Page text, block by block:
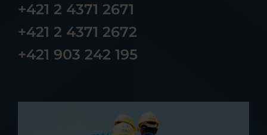
+421 2 4371 2671
+421 2 4371 2672
+421 903 242 195